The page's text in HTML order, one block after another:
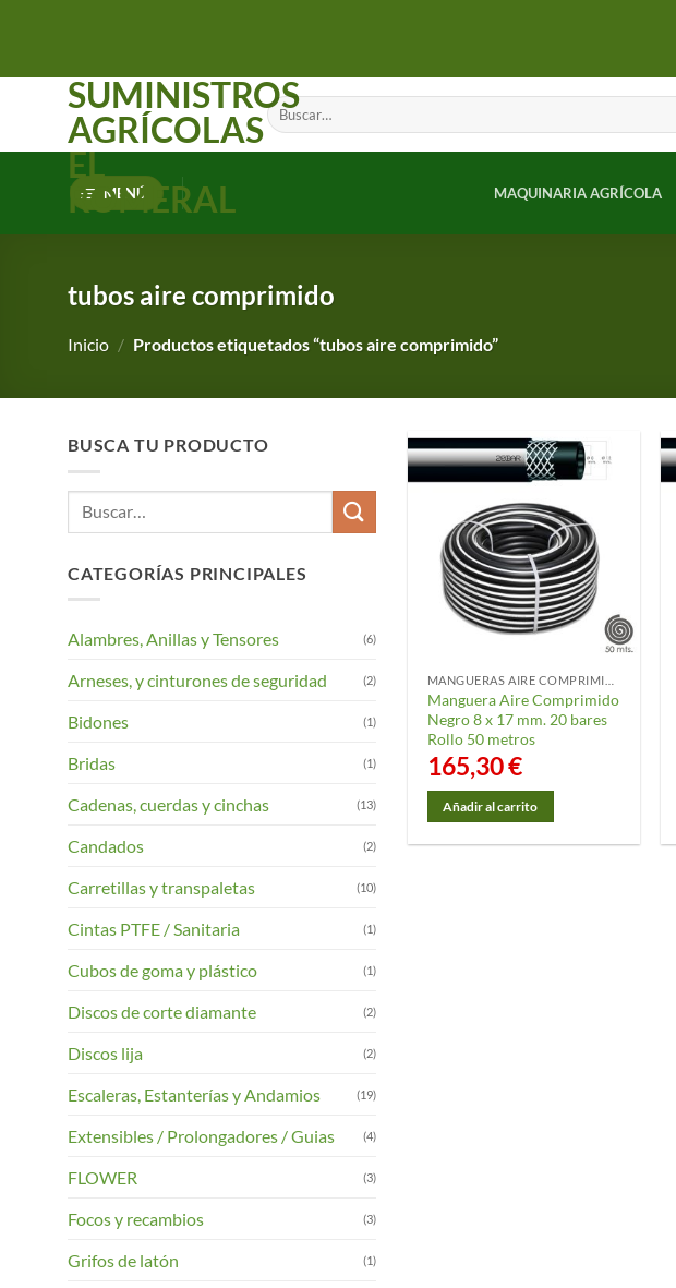
SUMINISTROS
AGRÍCOLAS
EL
ROMERAL
Buscar
por:
MENÚ MAQUINARIA AGRÍCOLA
tubos aire comprimido
Inicio / Productos etiquetados “tubos aire comprimido”
BUSCA TU PRODUCTO
Buscar
CATEGORÍAS PRINCIPALES
Alambres, Anillas y Tensores (6)
Arneses, y cinturones de seguridad (2)
Bidones (1)
Bridas (1)
Cadenas, cuerdas y cinchas (13)
Candados (2)
Carretillas y transpaletas (10)
Cintas PTFE / Sanitaria (1)
Cubos de goma y plástico (1)
Discos de corte diamante (2)
Discos lija (2)
Escaleras, Estanterías y Andamios (19)
Extensibles / Prolongadores / Guias (4)
FLOWER (3)
Focos y recambios (3)
Grifos de latón (1)
Manguera Aire Comprimido
Negro 8 x 17 mm. 20 bares
Rollo 50 metros
165,30€
Añadir al carrito